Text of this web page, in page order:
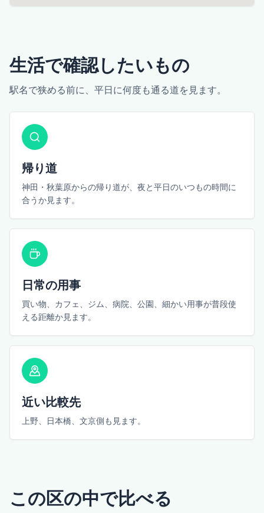
生活で確認したいもの
駅名で狭める前に、平日に何度も通る道を見ます。
帰り道
神田・秋葉原からの帰り道が、夜と平日のいつもの時間に
合うか見ます。
日常の用事
買い物、カフェ、ジム、病院、公園、細かい用事が普段使
える距離か見ます。
近い比較先
上野、日本橋、文京側も見ます。
この区の中で比べる